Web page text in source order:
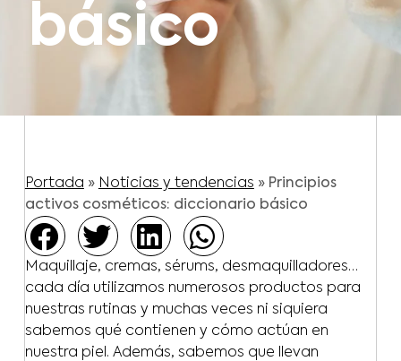
básico
Portada » Noticias y tendencias » Principios
activos cosméticos: diccionario básico
Maquillaje, cremas, sérums, desmaquilladores…
cada día utilizamos numerosos productos para
nuestras rutinas y muchas veces ni siquiera
sabemos qué contienen y cómo actúan en
nuestra piel. Además, sabemos que llevan